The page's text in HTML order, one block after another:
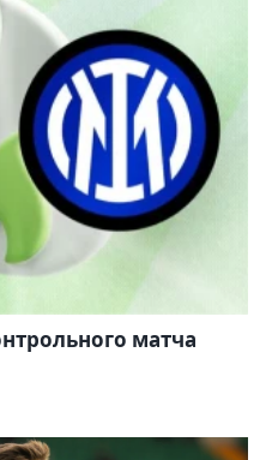
матча